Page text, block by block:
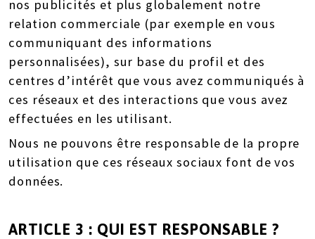
nos publicités et plus globalement notre
relation commerciale (par exemple en vous
communiquant des informations
personnalisées), sur base du profil et des
centres d’intérêt que vous avez communiqués à
ces réseaux et des interactions que vous avez
effectuées en les utilisant.
Nous ne pouvons être responsable de la propre
utilisation que ces réseaux sociaux font de vos
données.
ARTICLE 3 : QUI EST RESPONSABLE ?